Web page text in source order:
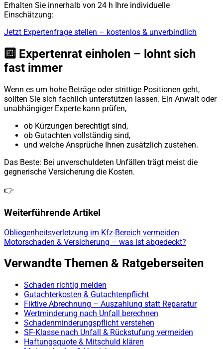
Erhalten Sie innerhalb von 24 h Ihre individuelle
Einschätzung:
Jetzt Expertenfrage stellen – kostenlos & unverbindlich
🔟 Expertenrat einholen – lohnt sich
fast immer
Wenn es um hohe Beträge oder strittige Positionen geht,
sollten Sie sich fachlich unterstützen lassen. Ein Anwalt oder
unabhängiger Experte kann prüfen,
ob Kürzungen berechtigt sind,
ob Gutachten vollständig sind,
und welche Ansprüche Ihnen zusätzlich zustehen.
Das Beste: Bei unverschuldeten Unfällen trägt meist die
gegnerische Versicherung die Kosten.
👉
Weiterführende Artikel
Obliegenheitsverletzung im Kfz-Bereich vermeiden
Motorschaden & Versicherung – was ist abgedeckt?
Verwandte Themen & Ratgeberseiten
Schaden richtig melden
Gutachterkosten & Gutachtenpflicht
Fiktive Abrechnung – Auszahlung statt Reparatur
Wertminderung nach Unfall berechnen
Schadenminderungspflicht verstehen
SF-Klasse nach Unfall & Rückstufung vermeiden
Haftungsquote & Mitschuld klären